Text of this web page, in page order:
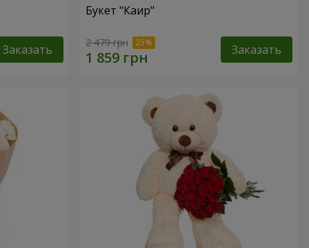
Заказать
Букет "Каир"
2 479 грн Заказать